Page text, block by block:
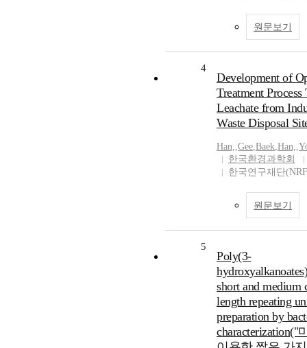
원문보기
4
Development of
Treatment Process
Leachate from
Waste Disposal
Han,,Gee,Baek,Han,,
한국환경과학회
한국연구재단
원문보기
5
Poly(3-
short and medium
length repeating
preparation by
characterization("